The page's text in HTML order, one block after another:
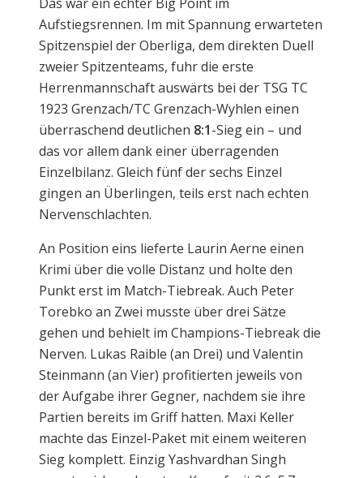
Aufstiegsrennen. Im mit Spannung erwarteten
Spitzenspiel der Oberliga, dem direkten Duell
zweier Spitzenteams, fuhr die erste
Herrenmannschaft auswärts bei der TSG TC
1923 Grenzach/TC Grenzach-Wyhlen einen
überraschend deutlichen 8:1-Sieg ein – und
das vor allem dank einer überragenden
Einzelbilanz. Gleich fünf der sechs Einzel
gingen an Überlingen, teils erst nach echten
Nervenschlachten.
An Position eins lieferte Laurin Aerne einen
Krimi über die volle Distanz und holte den
Punkt erst im Match-Tiebreak. Auch Peter
Torebko an Zwei musste über drei Sätze
gehen und behielt im Champions-Tiebreak die
Nerven. Lukas Raible (an Drei) und Valentin
Steinmann (an Vier) profitierten jeweils von
der Aufgabe ihrer Gegner, nachdem sie ihre
Partien bereits im Griff hatten. Maxi Keller
machte das Einzel-Paket mit einem weiteren
Sieg komplett. Einzig Yashvardhan Singh